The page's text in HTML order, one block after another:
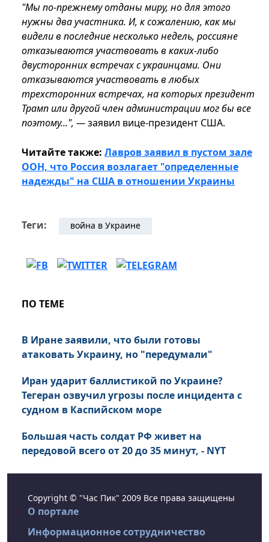
"Мы по-прежнему отданы миру, но для этого
нужны два участника. И, к сожалению, как мы
видели в последние несколько недель, россияне
отказываются участвовать в каких-либо
двусторонних встречах с украинцами. Они
отказываются участвовать в любых
трехсторонних встречах, на которых президент
Трамп или другой член администрации мог бы все
поэтому...", —заявил вице-президент США.
Читайте также: Лавров заявил в пустом зале
ООН, что Россия возлагает "определенные
надежды" на США в отношении Украины
Теги: война в Украине
ПО ТЕМЕ
В Иране заявили, что были готовы
атаковать Украину, но "передумали"
Иран ударит баллистикой по Украине?
Тегеран озвучил угрозы после инцидента с
судном в Каспийском море
Большая часть солдат РФ живет на
передовой всего от 20 до 35 минут, - NYT
Copyright © "Час Пик" 2009 Все права защищены
О портале
Информационное сотрудничество